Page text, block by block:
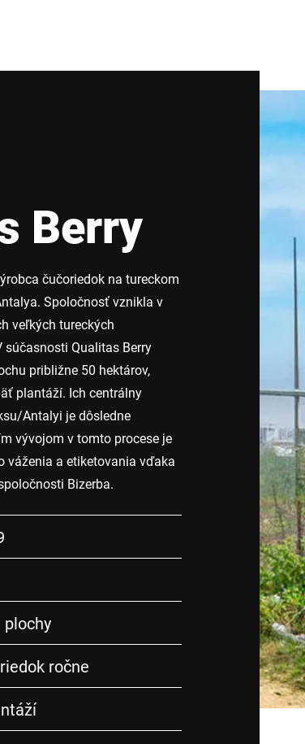
Berry
čučoriedok na tureckom
Spoločnosť vznikla v
veľkých tureckých
súčasnosti Qualitas Berry
približne 50 hektárov,
plantáží. Ich centrálny
Antalyi je dôsledne
vývojom v tomto procese je
váženia a etiketovania vďaka
Bizerba.
ročne